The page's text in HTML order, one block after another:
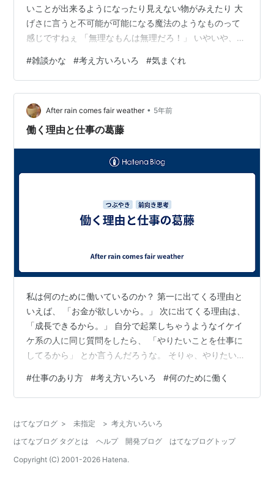
いことが出来るようになったり見えない物がみえたり 大
げさに言うと不可能が可能になる魔法のようなものって
感じですねぇ 「無理なもんは無理だろ！」 いやいや、可
くるわ 「とんち！？」 屯地？ 「一休のやつだよ！」 き
っちょむだろ！ 「何だお前！！」 まあ、要するにそれも
一つの考え方だという事です でわ飛行機も道具も使うな
と言われたら？ 思い切りジャンプして「俺の中では飛ん
でいる！」と言えばいいんです 「屁理屈じゃねーか！」
#雑談かな #考え方いろいろ #気まぐれ
After rain comes fair weather • 5年前
働く理由と仕事の葛藤
私は何のために働いているのか？ 第一に出てくる理由と
いえば、 「お金が欲しいから。」 次に出てくる理由は、
「成長できるから。」 自分で起業しちゃうようなイケイ
ケ系の人に同じ質問をしたら、 「やりたいことを仕事に
してるから」 とか言うんだろうな。 そりゃ、やりたいこ
きてる人間って世の中の何%だろうね。 仕事を通じて成
長できることはたくさんある。スキルアップ、コミュニ
だろうけど。 私の場合、勤め先が“世間的には大企業と言
われるメーカー”の研究開発部署ということもあり、周り
に頭の良い人が多い。 頭…
#仕事のあり方 #考え方いろいろ #何のために働く
はてなブログ > 未指定 > 考え方いろいろ
はてなブログ タグとは
ヘルプ 開発ブログ
はてなブログトップ
Copyright (C) 2001-2026 Hatena.